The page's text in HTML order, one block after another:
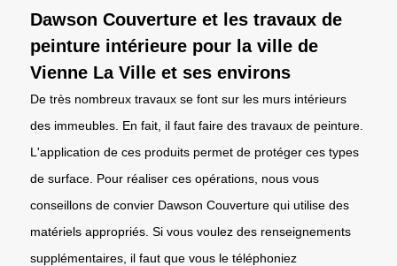
Dawson Couverture et les travaux de
peinture intérieure pour la ville de
Vienne La Ville et ses environs
De très nombreux travaux se font sur les murs intérieurs
des immeubles. En fait, il faut faire des travaux de peinture.
L'application de ces produits permet de protéger ces types
de surface. Pour réaliser ces opérations, nous vous
conseillons de convier Dawson Couverture qui utilise des
matériels appropriés. Si vous voulez des renseignements
supplémentaires, il faut que vous le téléphoniez